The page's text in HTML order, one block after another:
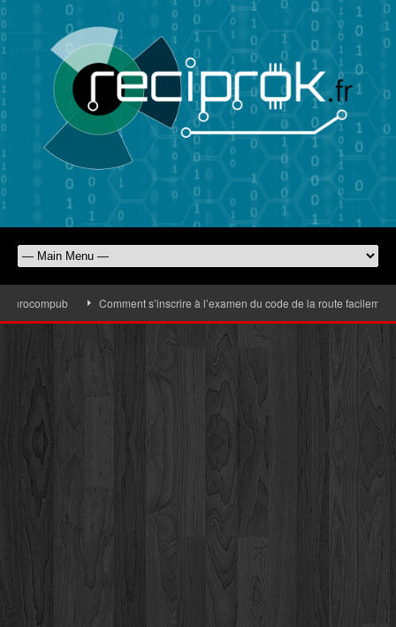
Comment s’inscrire à l’examen du code de la route facilement